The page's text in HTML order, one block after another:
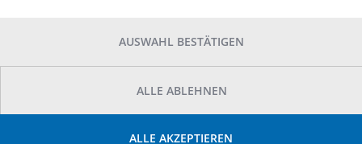
POINTS OF INTEREST
AUSWAHL BESTÄTIGEN
ALLE ABLEHNEN
ALLE AKZEPTIEREN